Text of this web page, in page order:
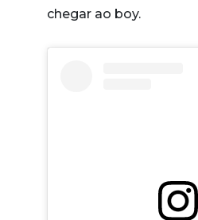
chegar ao boy.